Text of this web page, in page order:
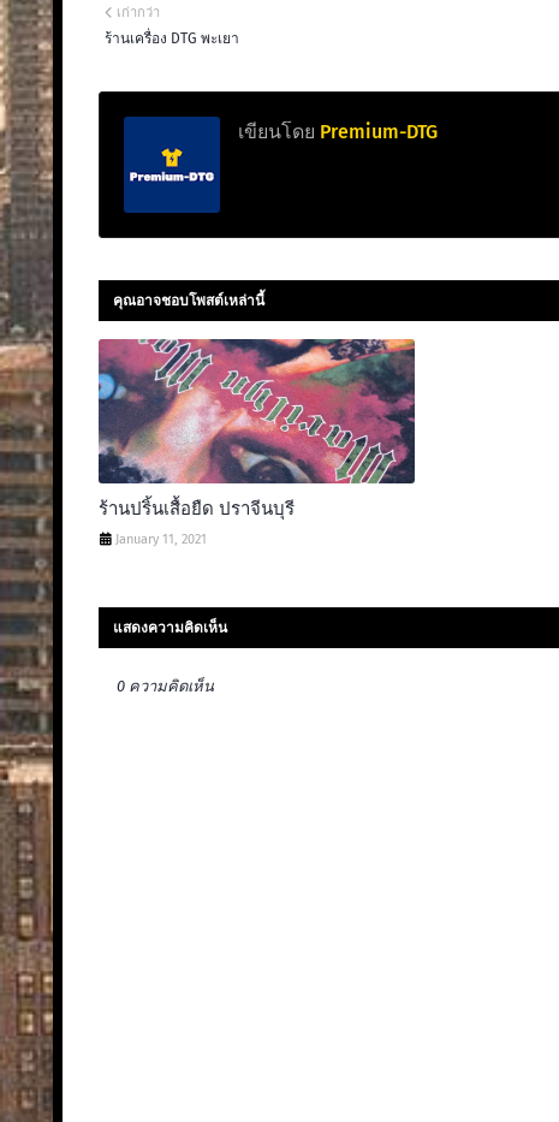
เก่ากว่า
ร้านเครื่อง DTG พะเยา
เขียนโดย Premium-DTG
คุณอาจชอบโพสต์เหล่านี้
ร้านปริ้นเสื้อยืด ปราจีนบุรี
January 11, 2021
แสดงความคิดเห็น
0 ความคิดเห็น